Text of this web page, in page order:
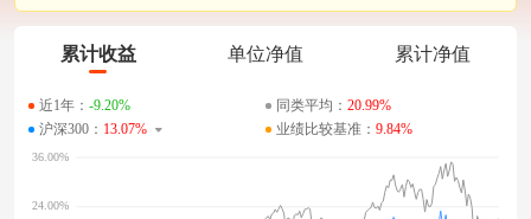
累计收益 单位净值 累计净值
近1年： -9.20% 同类平均： 20.99%
沪深300： 13.07% 业绩比较基准： 9.84%